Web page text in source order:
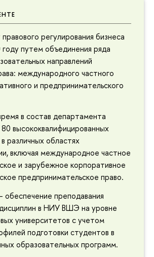
регулирования бизнеса
путем объединения ряда
направлений
международного частного
и предпринимательского
в состав департамента
высококвалифицированных
различных областях
включая международное частное
и зарубежное корпоративное
предпринимательское право.
обеспечение преподавания
в НИУ ВШЭ на уровне
университетов с учетом
подготовки студентов в
образовательных программ.